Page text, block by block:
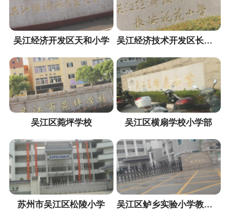
吴江经济开发区天和小学 吴江经济技术开发区长安实验小学
吴江区菀坪学校 吴江区横扇学校小学部
苏州市吴江区松陵小学 吴江区鲈乡实验小学教育集团越秀校区